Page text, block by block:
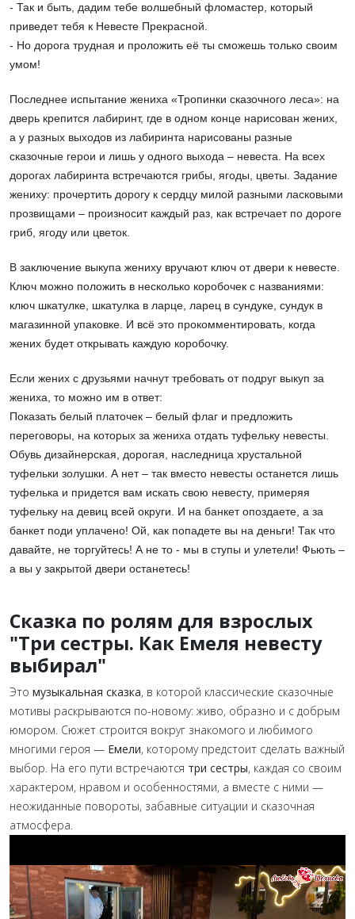
- Так и быть, дадим тебе волшебный фломастер, который
приведет тебя к Невесте Прекрасной.
- Но дорога трудная и проложить её ты сможешь только своим
умом!
Последнее испытание жениха «Тропинки сказочного леса»: на
дверь крепится лабиринт, где в одном конце нарисован жених,
а у разных выходов из лабиринта нарисованы разные
сказочные герои и лишь у одного выхода – невеста. На всех
дорогах лабиринта встречаются грибы, ягоды, цветы. Задание
жениху: прочертить дорогу к сердцу милой разными ласковыми
прозвищами – произносит каждый раз, как встречает по дороге
гриб, ягоду или цветок.
В заключение выкупа жениху вручают ключ от двери к невесте.
Ключ можно положить в несколько коробочек с названиями:
ключ шкатулке, шкатулка в ларце, ларец в сундуке, сундук в
магазинной упаковке. И всё это прокомментировать, когда
жених будет открывать каждую коробочку.
Если жених с друзьями начнут требовать от подруг выкуп за
жениха, то можно им в ответ:
Показать белый платочек – белый флаг и предложить
переговоры, на которых за жениха отдать туфельку невесты.
Обувь дизайнерская, дорогая, наследница хрустальной
туфельки золушки. А нет – так вместо невесты останется лишь
туфелька и придется вам искать свою невесту, примеряя
туфельку на девиц всей округи. И на банкет опоздаете, а за
банкет поди уплачено! Ой, как попадете вы на деньги! Так что
давайте, не торгуйтесь! А не то - мы в ступы и улетели! Фьють –
а вы у закрытой двери останетесь!
Сказка по ролям для взрослых
"Три сестры. Как Емеля невесту
выбирал"
Это музыкальная сказка, в которой классические сказочные
мотивы раскрываются по-новому: живо, образно и с добрым
юмором. Сюжет строится вокруг знакомого и любимого
многими героя — Емели, которому предстоит сделать важный
выбор. На его пути встречаются три сестры, каждая со своим
характером, нравом и особенностями, а вместе с ними —
неожиданные повороты, забавные ситуации и сказочная
атмосфера.